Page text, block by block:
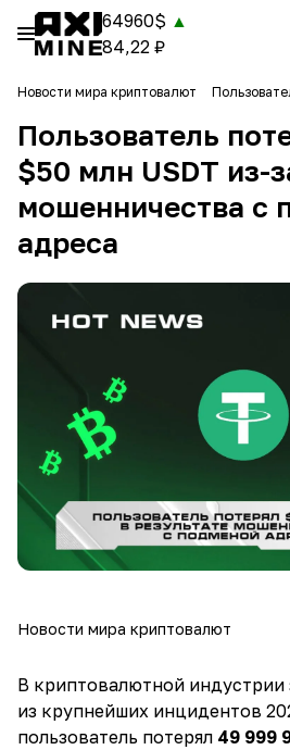
64960$ ▲
84,22 ₽
Новости мира криптовалют
Пользователь
$50 млн USDT из-
мошенничества с
адреса
Новости мира криптовалют
В криптовалютной
из крупнейших инцидентов
пользователь потерял 49 999